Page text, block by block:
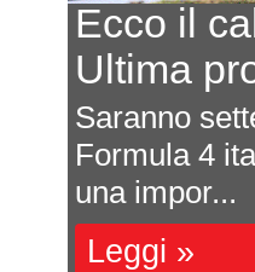
Ecco il
Ultima
Saranno
Formula 4
una impor...
Leggi »